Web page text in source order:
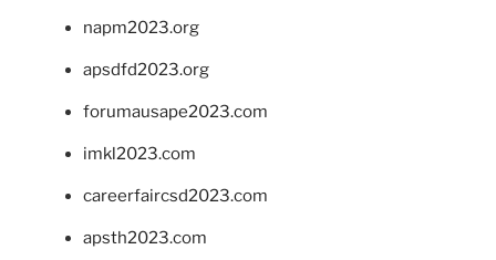
napm2023.org
apsdfd2023.org
forumausape2023.com
imkl2023.com
careerfaircsd2023.com
apsth2023.com